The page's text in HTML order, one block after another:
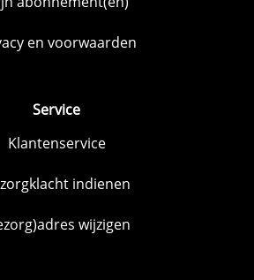
en voorwaarden
Service
Klantenservice
indienen
wijzigen